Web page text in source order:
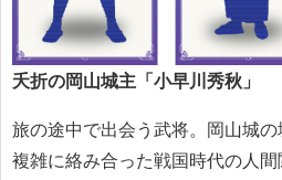
夭折の岡山城主「小早川秀秋」
旅の途中で出会う武将。岡山城の
複雑に絡み合った戦国時代の人間